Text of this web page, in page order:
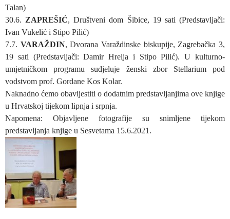
Talan)
30.6. ZAPREŠIĆ, Društveni dom Šibice, 19 sati (Predstavljači:
Ivan Vukelić i Stipo Pilić)
7.7. VARAŽDIN, Dvorana Varaždinske biskupije, Zagrebačka 3,
19 sati (Predstavljači: Damir Hrelja i Stipo Pilić). U kulturno-
umjetničkom programu sudjeluje ženski zbor Stellarium pod
vodstvom prof. Gordane Kos Kolar.
Naknadno ćemo obavijestiti o dodatnim predstavljanjima ove knjige
u Hrvatskoj tijekom lipnja i srpnja.
Napomena: Objavljene fotografije su snimljene tijekom
predstavljanja knjige u Sesvetama 15.6.2021.